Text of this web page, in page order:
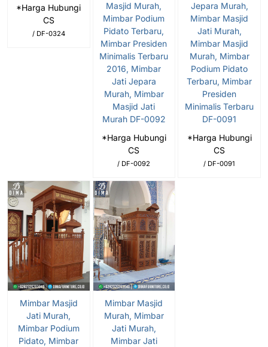
*Harga Hubungi
CS
/ DF-0324
Masjid Murah,
Mimbar Podium
Pidato Terbaru,
Mimbar Presiden
Minimalis Terbaru
2016, Mimbar
Jati Jepara
Murah, Mimbar
Masjid Jati
Murah DF-0092
*Harga Hubungi
CS
/ DF-0092
Jepara Murah,
Mimbar Masjid
Jati Murah,
Mimbar Masjid
Murah, Mimbar
Podium Pidato
Terbaru, Mimbar
Presiden
Minimalis Terbaru
DF-0091
*Harga Hubungi
CS
/ DF-0091
Mimbar Masjid
Jati Murah,
Mimbar Podium
Pidato, Mimbar
Mimbar Masjid
Murah, Mimbar
Jati Murah,
Mimbar Jati